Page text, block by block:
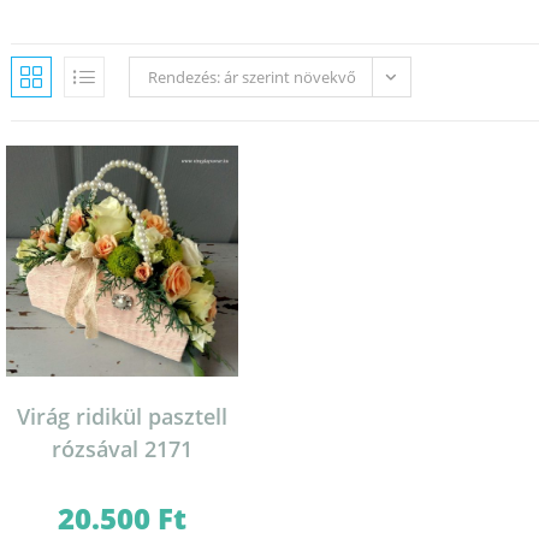
Rendezés: ár szerint növekvő
Virág ridikül pasztell
rózsával 2171
20.500 Ft